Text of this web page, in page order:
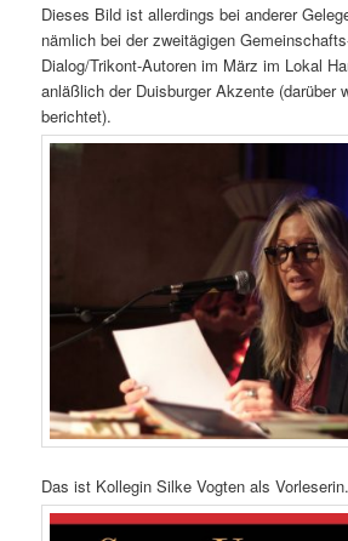
Dieses Bild ist allerdings bei anderer
nämlich bei der zweitägigen
Dialog/Trikont-Autoren im März im Lokal
anläßlich der Duisburger Akzente (darüber
berichtet).
Das ist Kollegin Silke Vogten als Vorleserin.